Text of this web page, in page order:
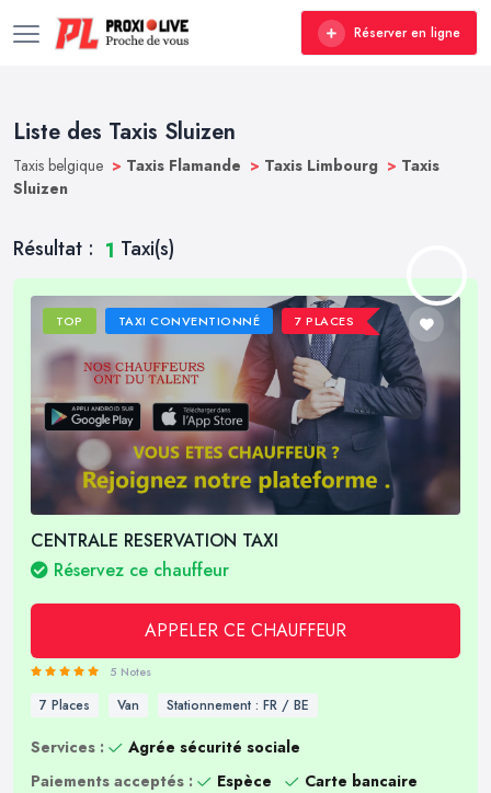
Réserver en ligne
Liste des Taxis Sluizen
Taxis belgique > Taxis Flamande > Taxis Limbourg > Taxis
Sluizen
Résultat : 1 Taxi(s)
TOP TAXI CONVENTIONNÉ 7 PLACES
CENTRALE RESERVATION TAXI
Réservez ce chauffeur
APPELER CE CHAUFFEUR
5 Notes
7 Places Van Stationnement : FR / BE
Services :
Agrée sécurité sociale
Paiements acceptés :
Espèce
Carte bancaire